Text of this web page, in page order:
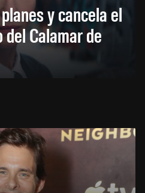
y cancela el
del Calamar de